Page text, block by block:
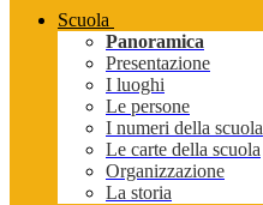
Scuola
Panoramica
Presentazione
I luoghi
Le persone
I numeri della scuola
Le carte della scuola
Organizzazione
La storia